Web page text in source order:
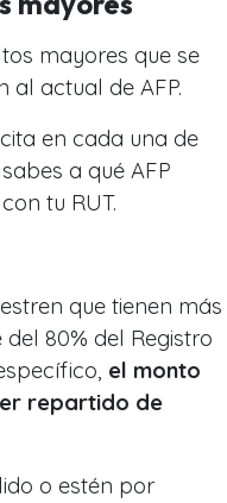
mayores que se
al actual de AFP.
en cada una de
a qué AFP
con tu RUT.
que tienen más
80% del Registro
el monto
repartido de
o estén por